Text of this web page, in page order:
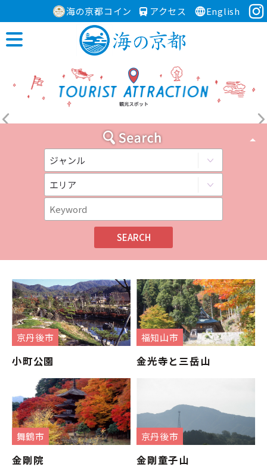
海の京都コイン アクセス English
京丹後市
小町公園
福知山市
金光寺と三岳山
舞鶴市
金剛院
京丹後市
金剛童子山